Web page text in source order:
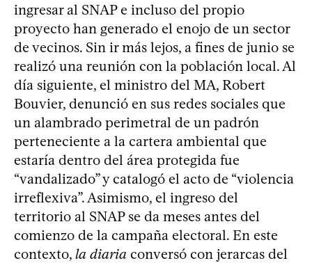
ingresar al SNAP e incluso del propio
proyecto han generado el enojo de un sector
de vecinos. Sin ir más lejos, a fines de junio se
realizó una reunión con la población local. Al
día siguiente, el ministro del MA, Robert
Bouvier, denunció en sus redes sociales que
un alambrado perimetral de un padrón
perteneciente a la cartera ambiental que
estaría dentro del área protegida fue
“vandalizado” y catalogó el acto de “violencia
irreflexiva”. Asimismo, el ingreso del
territorio al SNAP se da meses antes del
comienzo de la campaña electoral. En este
contexto, la diaria conversó con jerarcas del